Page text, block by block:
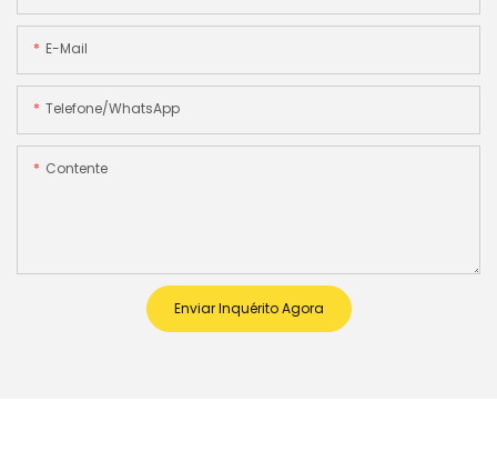
E-Mail
Telefone/WhatsApp
Contente
Enviar Inquérito Agora